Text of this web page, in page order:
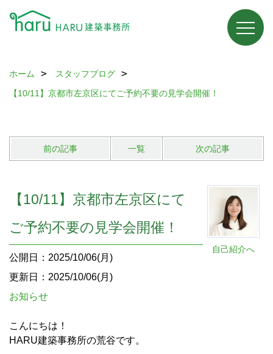
ホーム
スタッフブログ
【10/11】京都市左京区にてご予約不要の見学会開催！
前の記事 一覧 次の記事
自己紹介へ
【10/11】京都市左京区にて
ご予約不要の見学会開催！
公開日：2025/10/06(月)
更新日：2025/10/06(月)
お知らせ
こんにちは！
HARU建築事務所の荒谷です。